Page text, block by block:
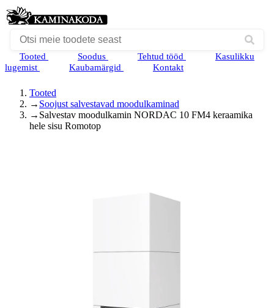
Tooted Soodus Tehtud tööd
Kasulikku
lugemist
Kaubamärgid Kontakt
Tooted
→ Soojust salvestavad moodulkaminad
→ Salvestav moodulkamin NORDAC 10 FM4 keraamika
hele sisu Romotop